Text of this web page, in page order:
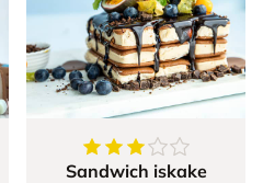
Sandwich iskake